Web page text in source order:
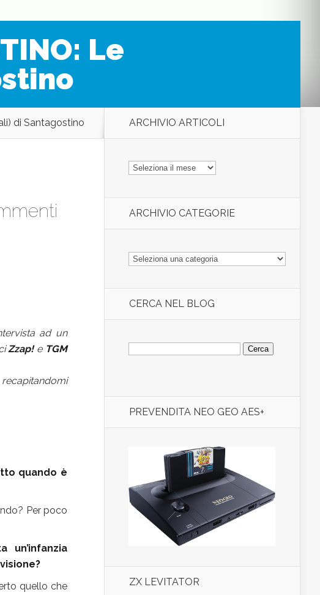
Le
di Santagostino
ad un
Zzap!e TGM
quando è
Per poco
quello che
ARCHIVIO ARTICOLI
ARCHIVIO
ARTICOLI
ARCHIVIO CATEGORIE
ARCHIVIO
CATEGORIE
CERCA NEL BLOG
Ricerca
per:
PREVENDITA NEO GEO AES+
ZX LEVITATOR